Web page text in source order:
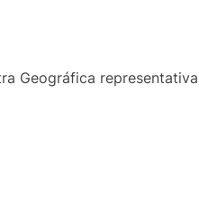
Geográfica